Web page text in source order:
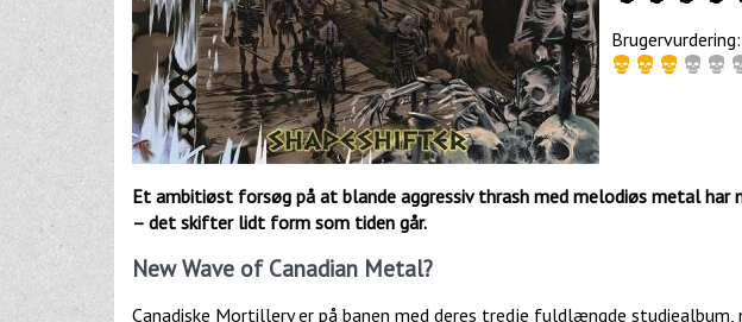
Brugervurdering:
Et ambitiøst forsøg på at blande aggressiv thrash med melodiøs metal
– det skifter lidt form som tiden går.
New Wave of Canadian Metal?
Canadiske Mortillery er på banen med deres tredje fuldlængde